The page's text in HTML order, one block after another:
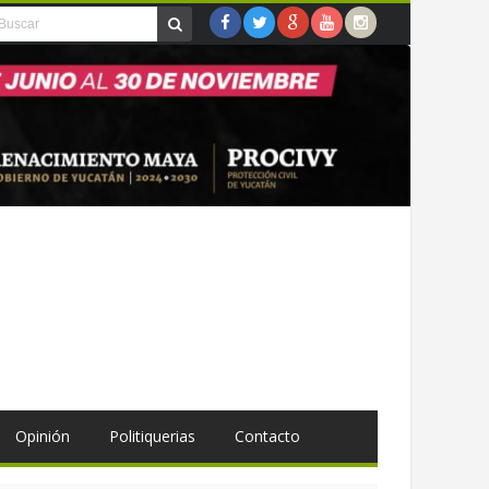
Opinión Politiquerias Contacto